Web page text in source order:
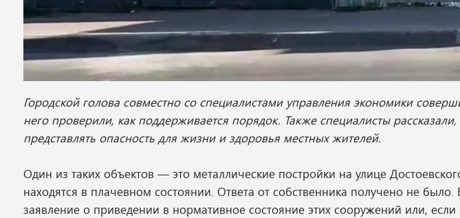
Городской голова совместно со специалистами управления экономики
него проверили, как поддерживается порядок. Также специалисты
представлять опасность для жизни и здоровья местных жителей.
Один из таких объектов — это металлические постройки на улице
находятся в плачевном состоянии. Ответа от собственника получено не было.
заявление о приведении в нормативное состояние этих сооружений или,